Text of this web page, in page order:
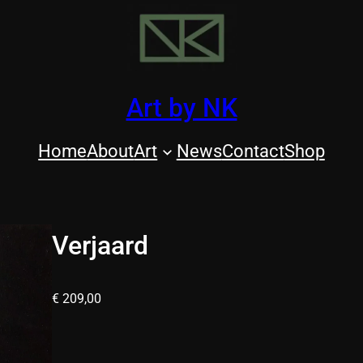
Art by NK
HomeAboutArt NewsContactShop
Verjaard
€ 209,00